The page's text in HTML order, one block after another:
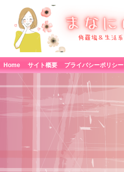
Home サイト概要 プライバシーポリシー